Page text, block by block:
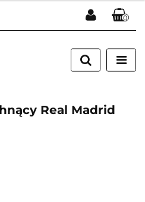
Zaloguj się
Zarejestruj się
0
Real Madrid